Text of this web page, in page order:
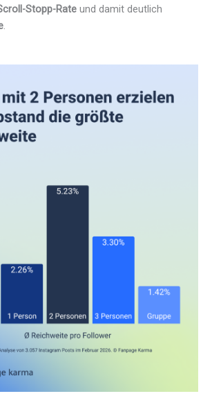
Stopp-Rate und damit deutlich
.